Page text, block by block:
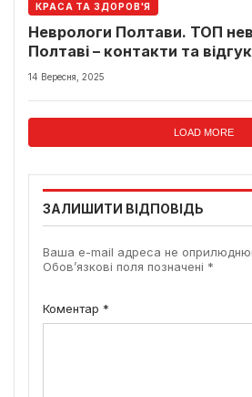
КРАСА ТА ЗДОРОВ'Я
Неврологи Полтави. ТОП
Полтаві – контакти та
14 Вересня, 2025
LOAD MORE
ЗАЛИШИТИ ВІДПОВІДЬ
Ваша e-mail адреса не
Обов’язкові поля позначені *
Коментар *